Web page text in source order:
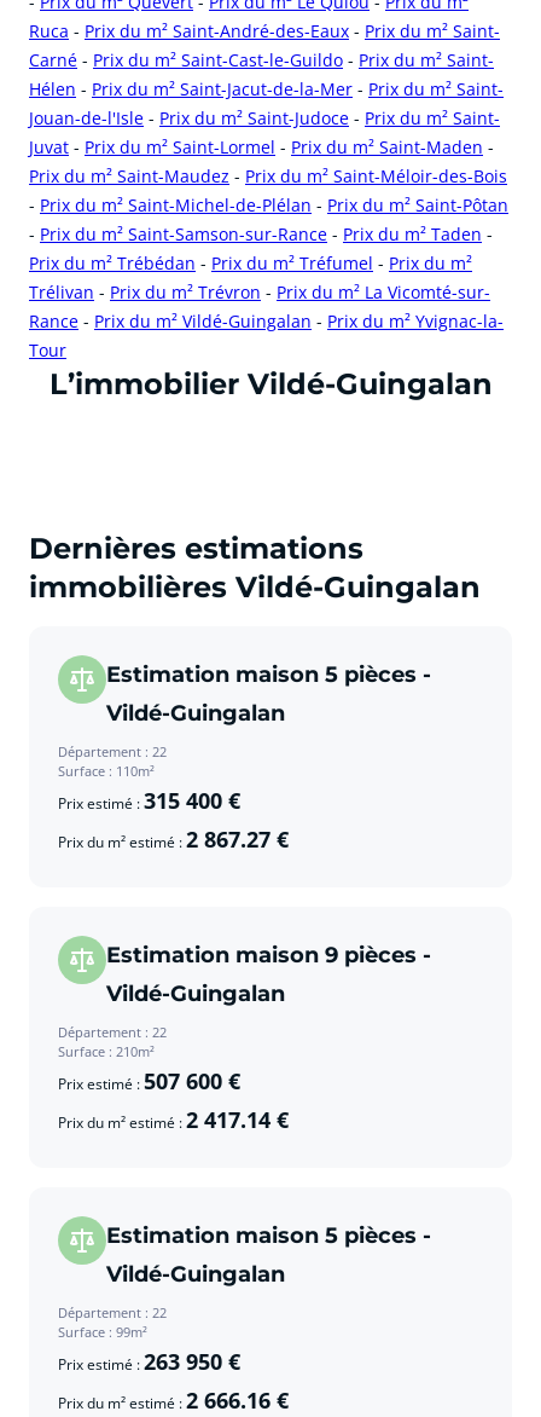
Ruca - Prix du m² Saint-André-des-Eaux - Prix du m² Saint-
Carné - Prix du m² Saint-Cast-le-Guildo - Prix du m² Saint-
Hélen - Prix du m² Saint-Jacut-de-la-Mer - Prix du m² Saint-
Jouan-de-l'Isle - Prix du m² Saint-Judoce - Prix du m² Saint-
Juvat - Prix du m² Saint-Lormel - Prix du m² Saint-Maden -
Prix du m² Saint-Maudez - Prix du m² Saint-Méloir-des-Bois
- Prix du m² Saint-Michel-de-Plélan - Prix du m² Saint-Pôtan
- Prix du m² Saint-Samson-sur-Rance - Prix du m² Taden -
Prix du m² Trébédan - Prix du m² Tréfumel - Prix du m²
Trélivan - Prix du m² Trévron - Prix du m² La Vicomté-sur-
Rance - Prix du m² Vildé-Guingalan - Prix du m² Yvignac-la-
Tour
cliquer pour afficher plus du text
L’immobilier Vildé-Guingalan
Dernières estimations
immobilières Vildé-Guingalan
Estimation maison 5 pièces -
Vildé-Guingalan
Département : 22
Surface : 110m²
Prix estimé :315 400 €
Prix du m² estimé :2 867.27 €
Estimation maison 9 pièces -
Vildé-Guingalan
Département : 22
Surface : 210m²
Prix estimé :507 600 €
Prix du m² estimé :2 417.14 €
Estimation maison 5 pièces -
Vildé-Guingalan
Département : 22
Surface : 99m²
Prix estimé :263 950 €
Prix du m² estimé :2 666.16 €